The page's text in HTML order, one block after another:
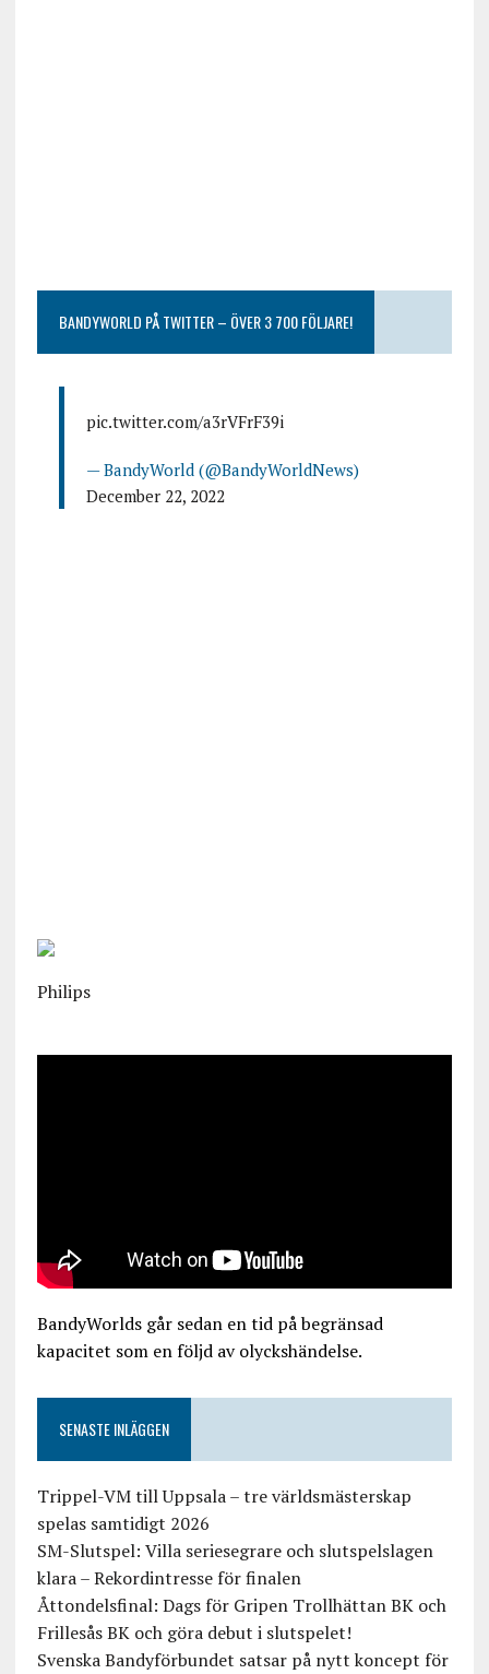
BANDYWORLD PÅ TWITTER – ÖVER 3 700 FÖLJARE!
pic.twitter.com/a3rVFrF39i
— BandyWorld (@BandyWorldNews)
December 22, 2022
Philips
BandyWorlds går sedan en tid på begränsad
kapacitet som en följd av olyckshändelse.
SENASTE INLÄGGEN
Trippel-VM till Uppsala – tre världsmästerskap
spelas samtidigt 2026
SM-Slutspel: Villa seriesegrare och slutspelslagen
klara – Rekordintresse för finalen
Åttondelsfinal: Dags för Gripen Trollhättan BK och
Frillesås BK och göra debut i slutspelet!
Svenska Bandyförbundet satsar på nytt koncept för